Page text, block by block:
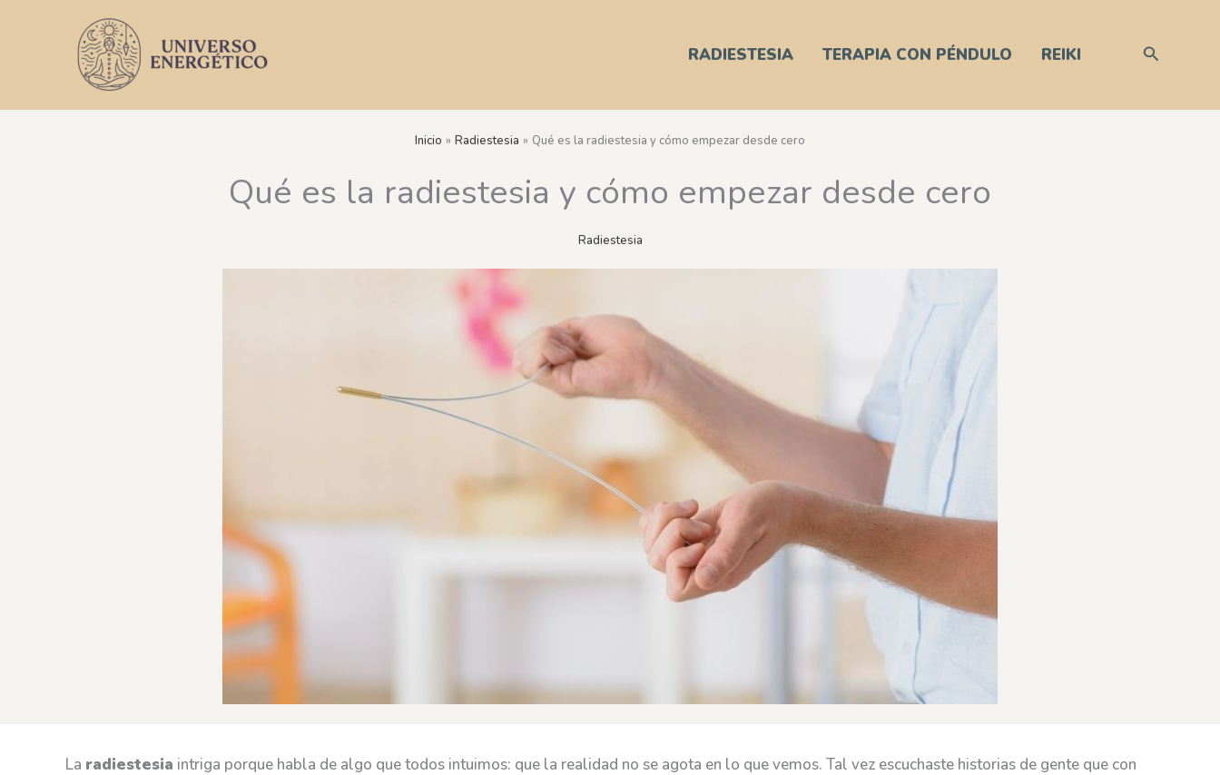
RADIESTESIA TERAPIA CON PÉNDULO REIKI Buscar
Inicio Radiestesia Qué es la radiestesia y cómo empezar desde cero
Qué es la radiestesia y cómo empezar desde cero
Radiestesia
La radiestesia intriga porque habla de algo que todos intuimos: que la realidad no se agota en lo que vemos. Tal vez escuchaste historias de gente que con